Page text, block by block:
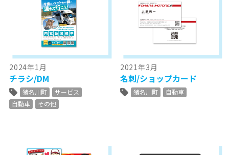
2024年1月
チラシ/DM
猪名川町
サービス
自動車
その他
2021年3月
名刺/ショップカード
猪名川町 自動車